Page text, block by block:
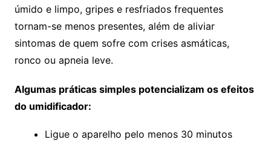
úmido e limpo, gripes e resfriados frequentes
tornam-se menos presentes, além de aliviar
sintomas de quem sofre com crises asmáticas,
ronco ou apneia leve.
Algumas práticas simples potencializam os efeitos
do umidificador:
Ligue o aparelho pelo menos 30 minutos